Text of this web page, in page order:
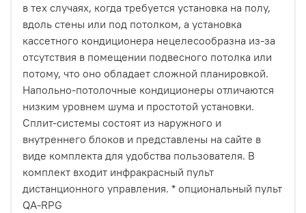
в тех случаях, когда требуется установка на полу,
вдоль стены или под потолком, а установка
кассетного кондиционера нецелесообразна из-за
отсутствия в помещении подвесного потолка или
потому, что оно обладает сложной планировкой.
Напольно-потолочные кондиционеры отличаются
низким уровнем шума и простотой установки.
Сплит-системы состоят из наружного и
внутреннего блоков и представлены на сайте в
виде комплекта для удобства пользователя. В
комплект входит инфракрасный пульт
дистанционного управления. * опциональный пульт
QA-RPG